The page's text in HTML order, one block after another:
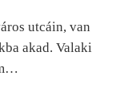
utcáin, van
akad. Valaki